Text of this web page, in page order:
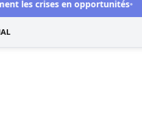
les crises en opportunités